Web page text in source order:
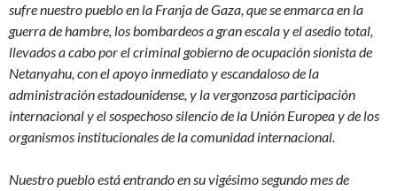
sufre nuestro pueblo en la Franja de Gaza, que se enmarca en la
guerra de hambre, los bombardeos a gran escala y el asedio total,
llevados a cabo por el criminal gobierno de ocupación sionista de
Netanyahu, con el apoyo inmediato y escandaloso de la
administración estadounidense, y la vergonzosa participación
internacional y el sospechoso silencio de la Unión Europea y de los
organismos institucionales de la comunidad internacional.
Nuestro pueblo está entrando en su vigésimo segundo mes de